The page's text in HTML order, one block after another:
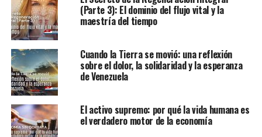
(Parte 3): El dominio del flujo vital y la
maestría del tiempo
Cuando la Tierra se movió: una reflexión
sobre el dolor, la solidaridad y la esperanza
de Venezuela
El activo supremo: por qué la vida humana es
el verdadero motor de la economía